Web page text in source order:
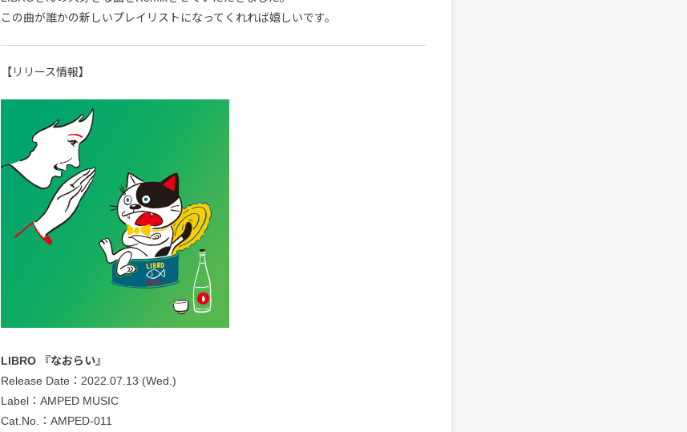
この曲が誰かの新しいプレイリストになってくれれば嬉しいです。
【リリース情報】
LIBRO 『なおらい』
Release Date：2022.07.13 (Wed.)
Label：AMPED MUSIC
Cat.No.：AMPED-011